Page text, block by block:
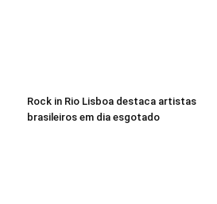
Rock in Rio Lisboa destaca artistas
brasileiros em dia esgotado